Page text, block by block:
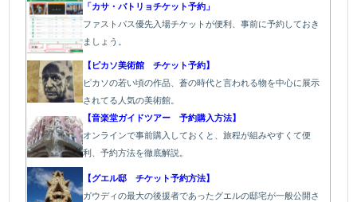
「カサ・バトリョチケット予約」
ファストパス優先入場チケットが便利
、事前に予約しておき
ましょう。
【ピカソ美術館 チケット予約】
ピカソの若い頃の作品、蒼の時代と言われる物を中心に展示
されてる人気の美術館。
【音楽堂ガイドツアー 予約購入方法】
オンラインで事前購入しておくと、旅程が組みやすくて便
利、予約方法を徹底解説。
【グエル邸 チケット予約方法】
ガウディの最大の後援者であったグエルの邸宅が一般公開さ